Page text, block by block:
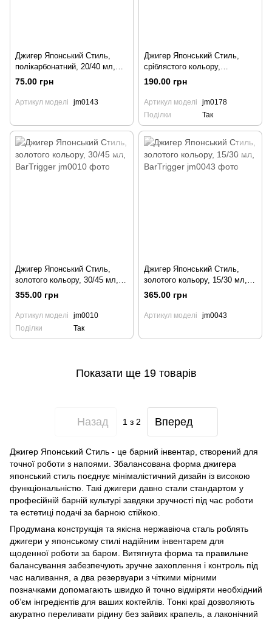
Джигер Японський Стиль,
полікарбонатний, 20/40 мл,
BarTrigger
75.00 грн
Артикул моделі jm0143
Джигер Японський Стиль,
сріблястого кольору,
нержавіюча сталь, 25/50 мл,
BarTrigger
190.00 грн
Артикул моделі
jm0178
Поділки
Так
Джигер Японський Стиль,
золотого кольору, 30/45 мл,
BarTrigger
355.00 грн
Артикул моделі
jm0010
Поділки
Так
Джигер Японський Стиль,
золотого кольору, 15/30 мл,
BarTrigger
365.00 грн
Артикул моделі jm0043
Показати ще 19 товарів
Назад 1з 2 Вперед
Джигер Японський Стиль - це барний інвентар, створений для
точної роботи з напоями. Збалансована форма джигера
японський стиль поєднує мінімалістичний дизайн із високою
функціональністю. Такі джигери давно стали стандартом у
професійній барній культурі завдяки зручності під час роботи
та естетиці подачі за барною стійкою.
Продумана конструкція та якісна нержавіюча сталь роблять
джигери у японському стилі надійним інвентарем для
щоденної роботи за баром. Витягнута форма та правильне
балансування забезпечують зручне захоплення і контроль під
час наливання, а два резервуари з чіткими мірними
позначками допомагають швидко й точно відміряти необхідний
об’єм інгредієнтів для ваших коктейлів. Тонкі краї дозволяють
акуратно переливати рідину без зайвих крапель, а лаконічний